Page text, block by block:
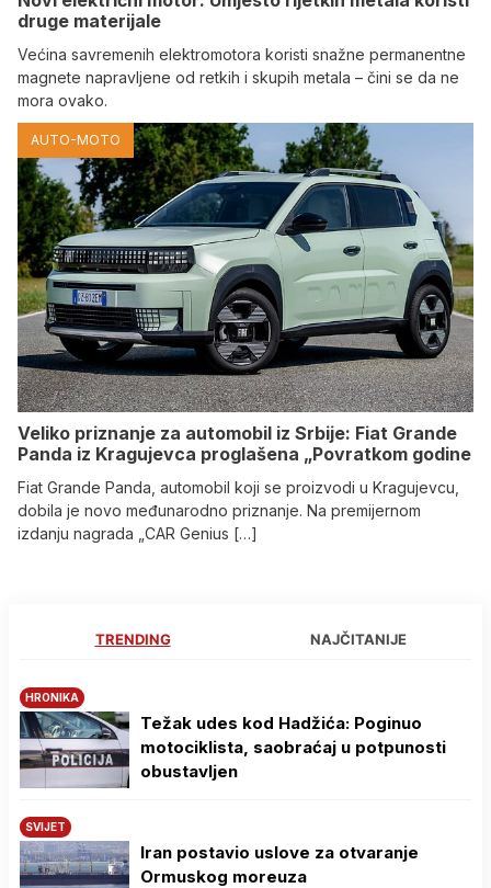
druge materijale
Većina savremenih elektromotora koristi snažne permanentne
magnete napravljene od retkih i skupih metala – čini se da ne
mora ovako.
AUTO-MOTO
Veliko priznanje za automobil iz Srbije: Fiat Grande
Panda iz Kragujevca proglašena „Povratkom godine
Fiat Grande Panda, automobil koji se proizvodi u Kragujevcu,
dobila je novo međunarodno priznanje. Na premijernom
izdanju nagrada „CAR Genius […]
TRENDING NAJČITANIJE
HRONIKA
Težak udes kod Hadžića: Poginuo
motociklista, saobraćaj u potpunosti
obustavljen
SVIJET
Iran postavio uslove za otvaranje
Ormuskog moreuza